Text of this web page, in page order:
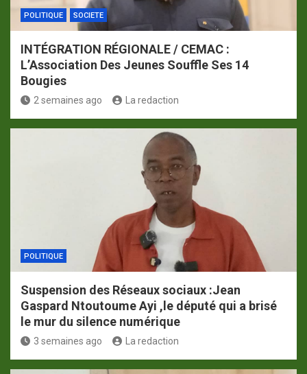
POLITIQUE SOCIETE
INTÉGRATION RÉGIONALE / CEMAC :
L’Association Des Jeunes Souffle Ses 14
Bougies
2 semaines ago La redaction
POLITIQUE
Suspension des Réseaux sociaux :Jean
Gaspard Ntoutoume Ayi ,le député qui a brisé
le mur du silence numérique
3 semaines ago La redaction